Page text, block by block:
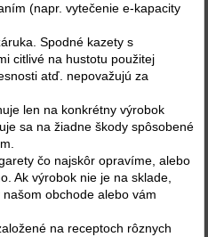
(napr. vytečenie e-kapacity
Spodné kazety s
citlivé na hustotu použitej
atď. nepovažujú za
len na konkrétny výrobok
sa na žiadne škody spôsobené
čo najskôr opravíme, alebo
Ak výrobok nie je na sklade,
obchode alebo vám
na receptoch rôznych